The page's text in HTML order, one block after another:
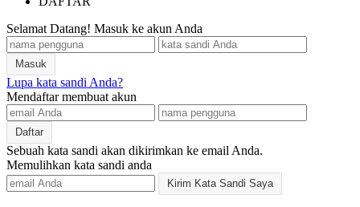
Selamat Datang! Masuk ke akun Anda
Lupa kata sandi Anda?
Mendaftar membuat akun
Sebuah kata sandi akan dikirimkan ke email Anda.
Memulihkan kata sandi anda